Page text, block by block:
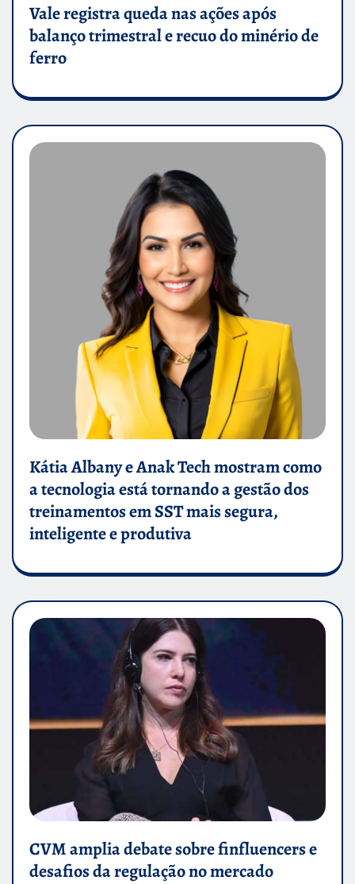
Vale registra queda nas ações após
balanço trimestral e recuo do minério de
ferro
Kátia Albany e Anak Tech mostram como
a tecnologia está tornando a gestão dos
treinamentos em SST mais segura,
inteligente e produtiva
CVM amplia debate sobre finfluencers e
desafios da regulação no mercado